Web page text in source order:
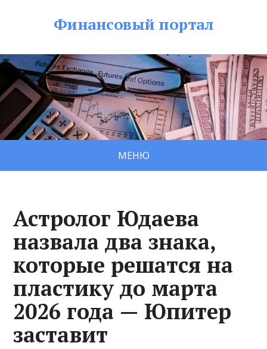
Финансовый портал
МЕНЮ
Астролог Юдаева
назвала два знака,
которые решатся на
пластику до марта
2026 года — Юпитер
заставит